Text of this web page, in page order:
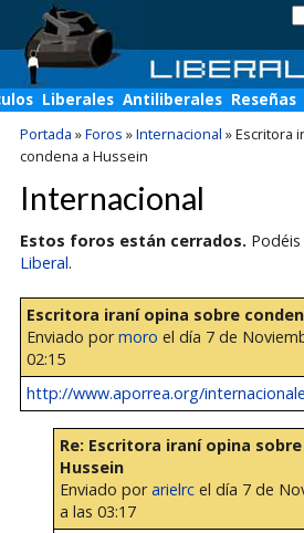
Liberales Antiliberales Reseñas
Portada »Foros »Internacional »Escritora
condena a Hussein
Internacional
Estos foros están cerrados.
Liberal.
Escritora iraní opina sobre
Enviado pormoro el día 7 de
02:15
http://www.aporrea.org/
Re: Escritora iraní opina
Hussein
Enviado porarielrcel día 7 de
a las 03:17